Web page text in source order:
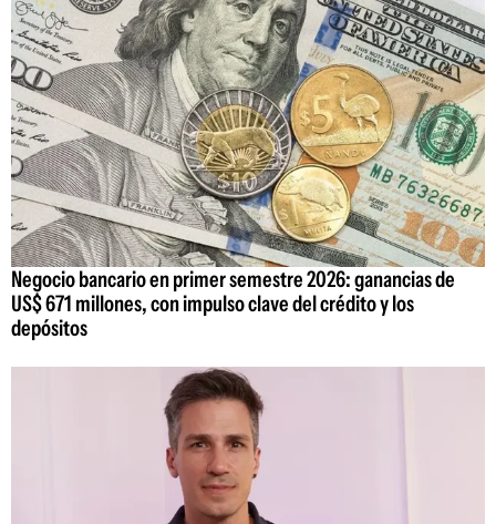
Negocio bancario en primer semestre 2026: ganancias de
US$ 671 millones, con impulso clave del crédito y los
depósitos